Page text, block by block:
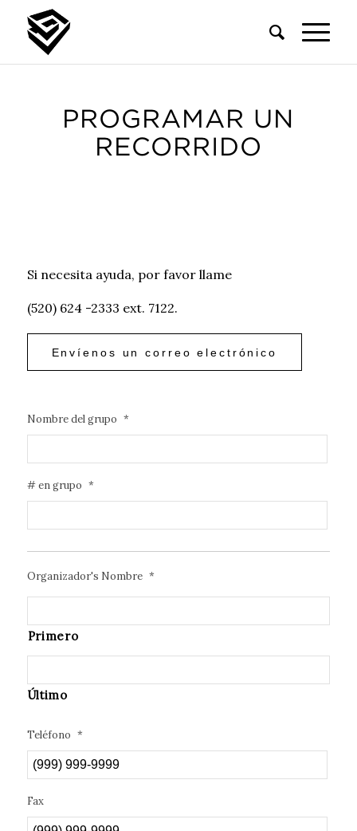
PROGRAMAR UN
RECORRIDO
Si necesita ayuda, por favor llame
(520) 624 -2333 ext. 7122.
Envíenos un correo electrónico
Nombre del grupo *
# en grupo *
Organizador's Nombre *
Primero
Último
Teléfono *
Fax